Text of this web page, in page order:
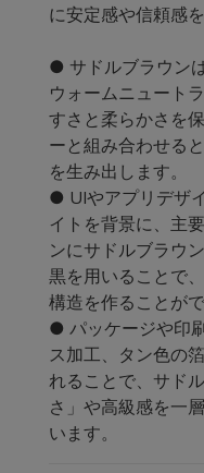
に安定感や信頼感
● サドルブラウン
ウォームニュート
すさと柔らかさを
ーと組み合わせる
を生み出します。
● UIやアプリデザ
イトを背景に、主
ンにサドルブラウ
黒を用いることで
構造を作ることがで
● パッケージや印
ス加工、タン色の
れることで、サド
さ」や高級感を一
います。